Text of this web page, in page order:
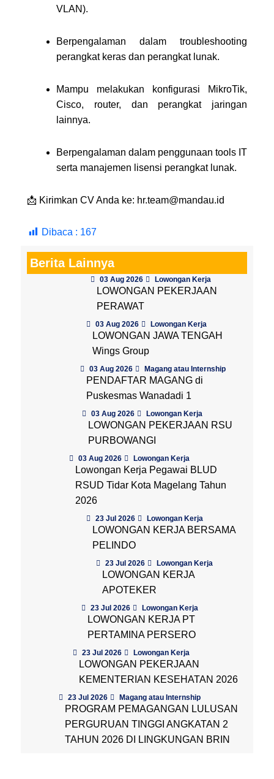
VLAN).
Berpengalaman dalam troubleshooting
perangkat keras dan perangkat lunak.
Mampu melakukan konfigurasi MikroTik,
Cisco, router, dan perangkat jaringan
lainnya.
Berpengalaman dalam penggunaan tools IT
serta manajemen lisensi perangkat lunak.
📩 Kirimkan CV Anda ke: hr.team@mandau.id
Dibaca : 167
Berita Lainnya
03 Aug 2026 Lowongan Kerja
LOWONGAN PEKERJAAN
PERAWAT
03 Aug 2026 Lowongan Kerja
LOWONGAN JAWA TENGAH
Wings Group
03 Aug 2026 Magang atau Internship
PENDAFTAR MAGANG di
Puskesmas Wanadadi 1
03 Aug 2026 Lowongan Kerja
LOWONGAN PEKERJAAN RSU
PURBOWANGI
03 Aug 2026 Lowongan Kerja
Lowongan Kerja Pegawai BLUD
RSUD Tidar Kota Magelang Tahun
2026
23 Jul 2026 Lowongan Kerja
LOWONGAN KERJA BERSAMA
PELINDO
23 Jul 2026 Lowongan Kerja
LOWONGAN KERJA
APOTEKER
23 Jul 2026 Lowongan Kerja
LOWONGAN KERJA PT
PERTAMINA PERSERO
23 Jul 2026 Lowongan Kerja
LOWONGAN PEKERJAAN
KEMENTERIAN KESEHATAN 2026
23 Jul 2026 Magang atau Internship
PROGRAM PEMAGANGAN LULUSAN
PERGURUAN TINGGI ANGKATAN 2
TAHUN 2026 DI LINGKUNGAN BRIN